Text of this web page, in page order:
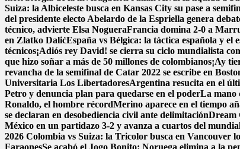
Suiza: la Albiceleste busca en Kansas City su pase a
del presidente electo Abelardo de la Espriella genera
técnico, advierte Elsa NogueraFrancia domina 2-0 a
en Zlatko DalićEspaña vs Bélgica: la táctica española y el
técnicos¡Adiós rey David! se cierra su ciclo mundialista
que hizo soñar a más de 50 millones de colombianos¡Ay
revancha de la semifinal de Catar 2022 se escribe en
Universitaria Los LibertadoresArgentina resucita en el
Petro y denuncia plan para quedarse en el poderLa mano
Ronaldo, el hombre récordMerino aparece en el tiempo
se declaran en desobediencia civil ante delimitaciónDream
México en un partidazo 3-2 y avanza a cuartos del
2026 Colombia vs Suiza: la Tricolor busca en Vancouver